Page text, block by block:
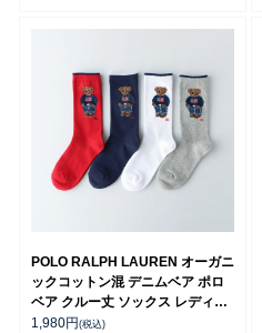
POLO RALPH LAUREN オーガニ
ックコットン混 デニムベア ポロ
ベア クルー丈 ソックス レディー
ス 03207241
1,980円(税込)